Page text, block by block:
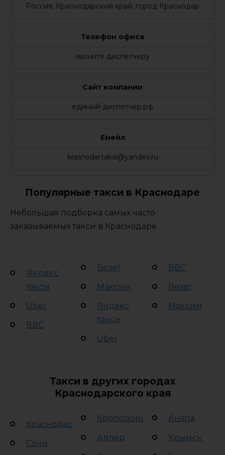
Россия, Краснодарский край, город Краснодар
Телефон офиса
звоните диспетчеру
Сайт компании
единый-диспетчер.рф
Емейл
krasnodartaksi@yandex.ru
Популярные такси в Краснодаре
Небольшая подборка самых часто
заказываемых такси в Краснодаре.
Яндекс
такси
Uber
ВВС
Везет
Максим
Яндекс
такси
Uber
ВВС
Везет
Максим
Такси в других городах
Краснодарского края
Краснодар
Сочи
Кропоткин
Адлер
Анапа
Крымск